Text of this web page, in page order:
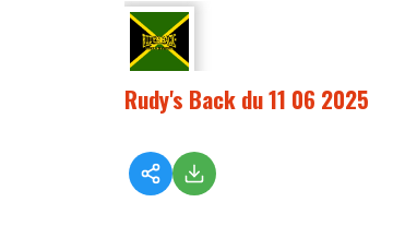
Rudy's Back du 11 06 2025